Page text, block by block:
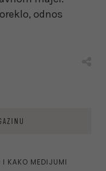
odnos
KAKO MEDIJUMI